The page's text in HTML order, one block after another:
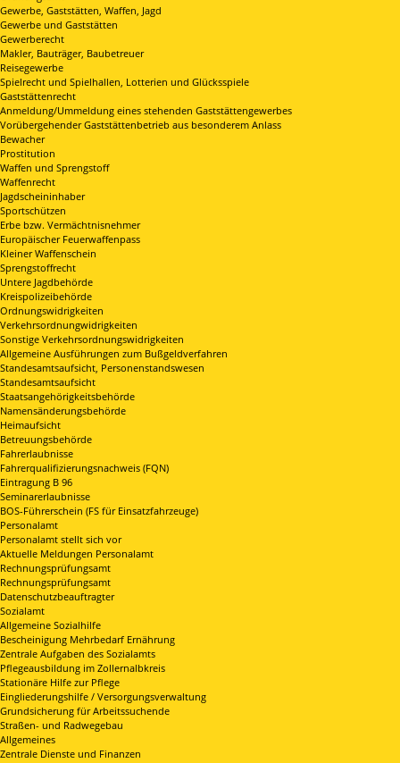
Gewerbe, Gaststätten, Waffen, Jagd
Gewerbe und Gaststätten
Gewerberecht
Makler, Bauträger, Baubetreuer
Reisegewerbe
Spielrecht und Spielhallen, Lotterien und Glücksspiele
Gaststättenrecht
Anmeldung/Ummeldung eines stehenden Gaststättengewerbes
Vorübergehender Gaststättenbetrieb aus besonderem Anlass
Bewacher
Prostitution
Waffen und Sprengstoff
Waffenrecht
Jagdscheininhaber
Sportschützen
Erbe bzw. Vermächtnisnehmer
Europäischer Feuerwaffenpass
Kleiner Waffenschein
Sprengstoffrecht
Untere Jagdbehörde
Kreispolizeibehörde
Ordnungswidrigkeiten
Verkehrsordnungwidrigkeiten
Sonstige Verkehrsordnungswidrigkeiten
Allgemeine Ausführungen zum Bußgeldverfahren
Standesamtsaufsicht, Personenstandswesen
Standesamtsaufsicht
Staatsangehörigkeitsbehörde
Namensänderungsbehörde
Heimaufsicht
Betreuungsbehörde
Fahrerlaubnisse
Fahrerqualifizierungsnachweis (FQN)
Eintragung B 96
Seminarerlaubnisse
BOS-Führerschein (FS für Einsatzfahrzeuge)
Personalamt
Personalamt stellt sich vor
Aktuelle Meldungen Personalamt
Rechnungsprüfungsamt
Rechnungsprüfungsamt
Datenschutzbeauftragter
Sozialamt
Allgemeine Sozialhilfe
Bescheinigung Mehrbedarf Ernährung
Zentrale Aufgaben des Sozialamts
Pflegeausbildung im Zollernalbkreis
Stationäre Hilfe zur Pflege
Eingliederungshilfe / Versorgungsverwaltung
Grundsicherung für Arbeitssuchende
Straßen- und Radwegebau
Allgemeines
Zentrale Dienste und Finanzen